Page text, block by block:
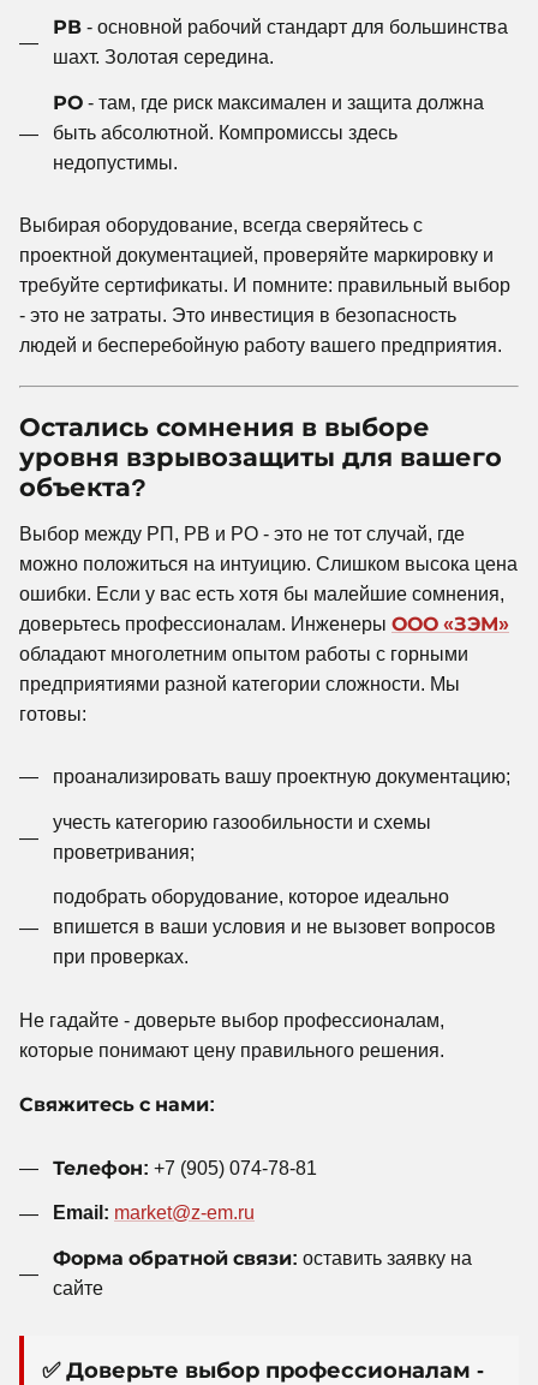
РВ - основной рабочий стандарт для большинства
шахт. Золотая середина.
РО - там, где риск максимален и защита должна
быть абсолютной. Компромиссы здесь
недопустимы.
Выбирая оборудование, всегда сверяйтесь с
проектной документацией, проверяйте маркировку и
требуйте сертификаты. И помните: правильный выбор
- это не затраты. Это инвестиция в безопасность
людей и бесперебойную работу вашего предприятия.
Остались сомнения в выборе
уровня взрывозащиты для вашего
объекта?
Выбор между РП, РВ и РО - это не тот случай, где
можно положиться на интуицию. Слишком высока цена
ошибки. Если у вас есть хотя бы малейшие сомнения,
доверьтесь профессионалам. Инженеры ООО «ЗЭМ»
обладают многолетним опытом работы с горными
предприятиями разной категории сложности. Мы
готовы:
проанализировать вашу проектную документацию;
учесть категорию газообильности и схемы
проветривания;
подобрать оборудование, которое идеально
впишется в ваши условия и не вызовет вопросов
при проверках.
Не гадайте - доверьте выбор профессионалам,
которые понимают цену правильного решения.
Свяжитесь с нами:
Телефон: +7 (905) 074-78-81
Email: market@z-em.ru
Форма обратной связи: оставить заявку на
сайте
✅ Доверьте выбор профессионалам -